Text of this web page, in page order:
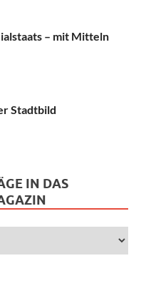
– mit Mitteln
Stadtbild
IN DAS